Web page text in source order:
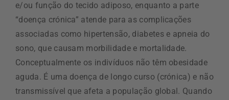
e/ou função do tecido adiposo, enquanto a parte
“doença crónica” atende para as complicações
associadas como hipertensão, diabetes e apneia do
sono, que causam morbilidade e mortalidade.
Conceptualmente os indivíduos não têm obesidade
aguda. É uma doença de longo curso (crónica) e não
transmissível que afeta a população global. Quando